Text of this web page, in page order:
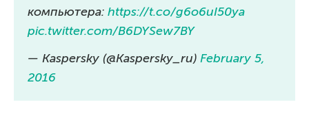
компьютера: https://t.co/g6o6uI50ya
pic.twitter.com/B6DYSew7BY
— Kaspersky (@Kaspersky_ru) February 5,
2016